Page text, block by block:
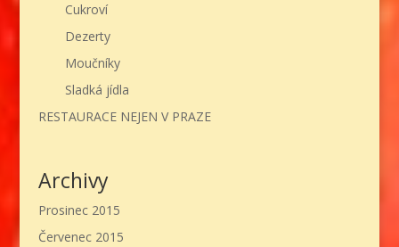
Cukroví
Dezerty
Moučníky
Sladká jídla
RESTAURACE NEJEN V PRAZE
Archivy
Prosinec 2015
Červenec 2015